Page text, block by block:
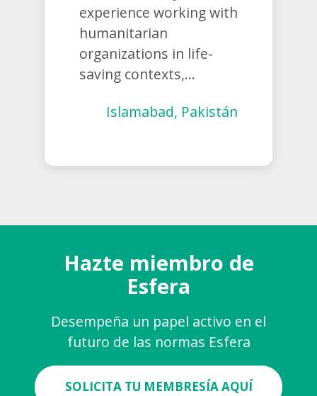
experience working with
humanitarian
organizations in life-
saving contexts,...
Islamabad, Pakistán
Hazte miembro de
Esfera
Desempeña un papel activo en el
futuro de las normas Esfera
SOLICITA TU MEMBRESÍA AQUÍ